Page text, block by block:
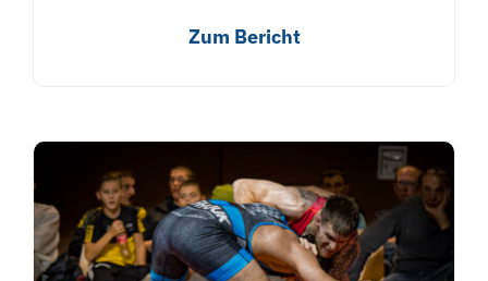
Zum Bericht